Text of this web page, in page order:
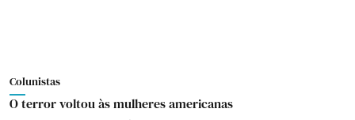
Colunistas
O terror voltou às mulheres americanas